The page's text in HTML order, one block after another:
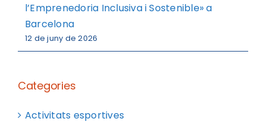
l’Emprenedoria Inclusiva i Sostenible» a
Barcelona
12 de juny de 2026
Categories
Activitats esportives